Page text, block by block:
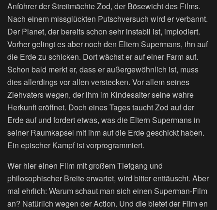
Anführer der Streitmächte Zod, der Bösewicht des Films.
Nach einem missglückten Putschversuch wird er verbannt.
Der Planet, der bereits schon sehr instabil ist, implodiert.
Vorher gelingt es aber noch den Eltern Supermans, ihn auf
die Erde zu schicken. Dort wächst er auf einer Farm auf.
Schon bald merkt er, dass er außergewöhnlich ist, muss
dies allerdings vor allen verstecken. Vor allem seines
Ziehvaters wegen, der ihm im Kindesalter seine wahre
Herkunft eröffnet. Doch eines Tages taucht Zod auf der
Erde auf und fordert etwas, was die Eltern Supermans in
seiner Raumkapsel mit ihm auf die Erde geschickt haben.
Ein epischer Kampf ist vorprogrammiert.
Wer hier einen Film mit großem Tiefgang und
philosophischer Breite erwartet, wird bitter enttäuscht. Aber
mal ehrlich: Warum schaut man sich einen Superman-Film
an? Natürlich wegen der Action. Und die bietet der Film en